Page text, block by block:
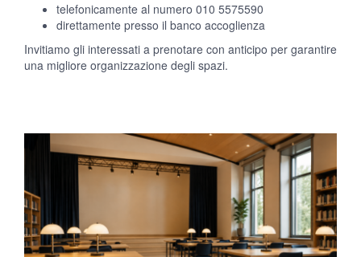
telefonicamente al numero 010 5575590
direttamente presso il banco accoglienza
Invitiamo gli interessati a prenotare con anticipo per garantire
una migliore organizzazione degli spazi.